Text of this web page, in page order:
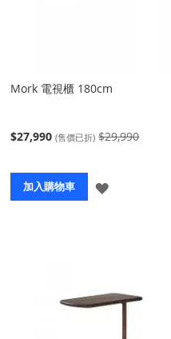
Mork 電視櫃 180cm
$27,990 (售價已折) $29,990
加入購物車
登